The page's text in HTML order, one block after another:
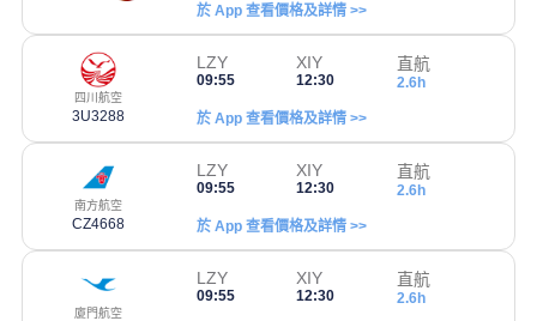
於 App 查看價格及詳情 >>
四川航空
3U3288
LZY
09:55
XIY
12:30
直航
2.6h
於 App 查看價格及詳情 >>
南方航空
CZ4668
LZY
09:55
XIY
12:30
直航
2.6h
於 App 查看價格及詳情 >>
廈門航空
LZY
09:55
XIY
12:30
直航
2.6h